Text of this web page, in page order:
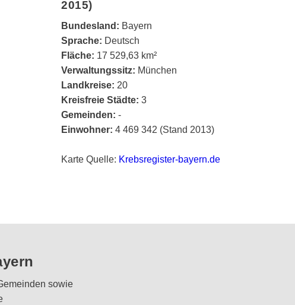
2015)
Bundesland: Bayern
Sprache: Deutsch
Fläche: 17 529,63 km²
Verwaltungssitz: München
Landkreise: 20
Kreisfreie Städte: 3
Gemeinden: -
Einwohner: 4 469 342 (Stand 2013)
Karte Quelle: Krebsregister-bayern.de
sowie